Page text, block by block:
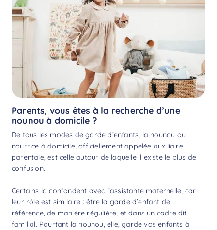
Parents, vous êtes à la recherche d’une
nounou à domicile ?
De tous les modes de garde d’enfants, la nounou ou
nourrice à domicile, officiellement appelée auxiliaire
parentale, est celle autour de laquelle il existe le plus de
confusion.
Certains la confondent avec l’assistante maternelle, car
leur rôle est similaire : être la garde d’enfant de
référence, de manière régulière, et dans un cadre dit
familial. Pourtant la nounou, elle, garde vos enfants à